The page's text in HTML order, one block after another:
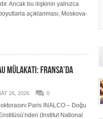
Ancak bu ilişkinin yalnızca
açıklanması, Moskova-
MÜLAKATI: FRANSA’DA
26, 2026 0
Paris INALCO – Doğu
(Institut National